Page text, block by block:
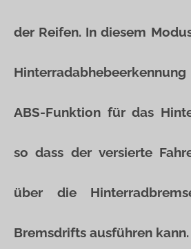
der Reifen. In diesem
ABS-Funktion für das
so dass der versierte
über die
Bremsdrifts ausführen kann.